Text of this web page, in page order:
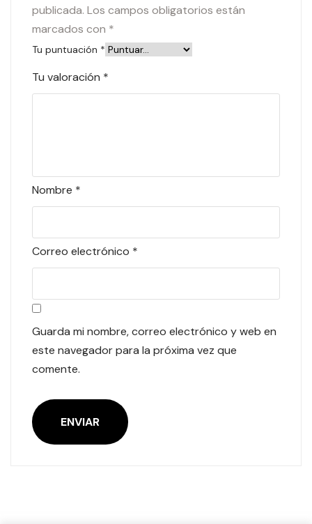
publicada. Los campos obligatorios están
marcados con *
Tu puntuación *
Tu valoración *
Nombre *
Correo electrónico *
Guarda mi nombre, correo electrónico y web en
este navegador para la próxima vez que
comente.